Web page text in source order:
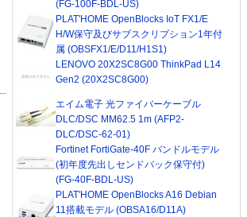
(FG-100F-BDL-US)
PLAT'HOME OpenBlocks IoT FX1/E
H/W保守及びサブスクリプション1年付
属 (OBSFX1/E/D11/H1S1)
LENOVO 20X2SC8G00 ThinkPad L14
Gen2 (20X2SC8G00)
エイム電子 光ファイバーケーブル
DLC/DSC MM62.5 1m (AFP2-
DLC/DSC-62-01)
Fortinet FortiGate-40F バンドルモデル
(初年度先出しセンドバック保守付)
(FG-40F-BDL-US)
PLAT'HOME OpenBlocks A16 Debian
11搭載モデル (OBSA16/D11A)